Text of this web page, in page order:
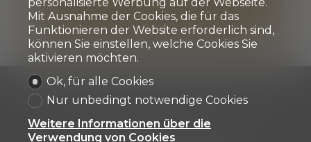
1
Unser Angebot an Sie Zu kaufen
Verkaufte & vermietete Objekte
Referenzen
Team
Kontakt
Blaesi Immobilien AG
Voa Principala 66
personalisierte Werbung auf der Webseite.
Mit Ausnahme der Cookies, die für das
Funktionieren der Website erforderlich sind,
können Sie einstellen, welche Cookies Sie
aktivieren möchten.
Ok, für alle Cookies
Nur unbedingt notwendige Cookies
Weitere Informationen über die
Verwendung von Cookies